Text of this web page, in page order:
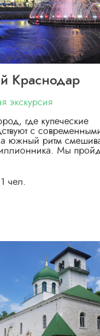
Краснодар
экскурсия
где купеческие
с
южный ритм
Мы
чел.